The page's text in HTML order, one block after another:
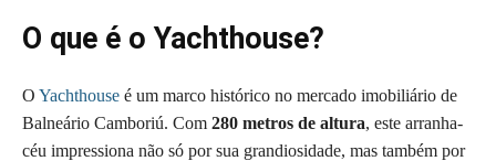
O que é o Yachthouse?
O Yachthouse é um marco histórico no mercado imobiliário de
Balneário Camboriú. Com 280 metros de altura, este arranha-
céu impressiona não só por sua grandiosidade, mas também por